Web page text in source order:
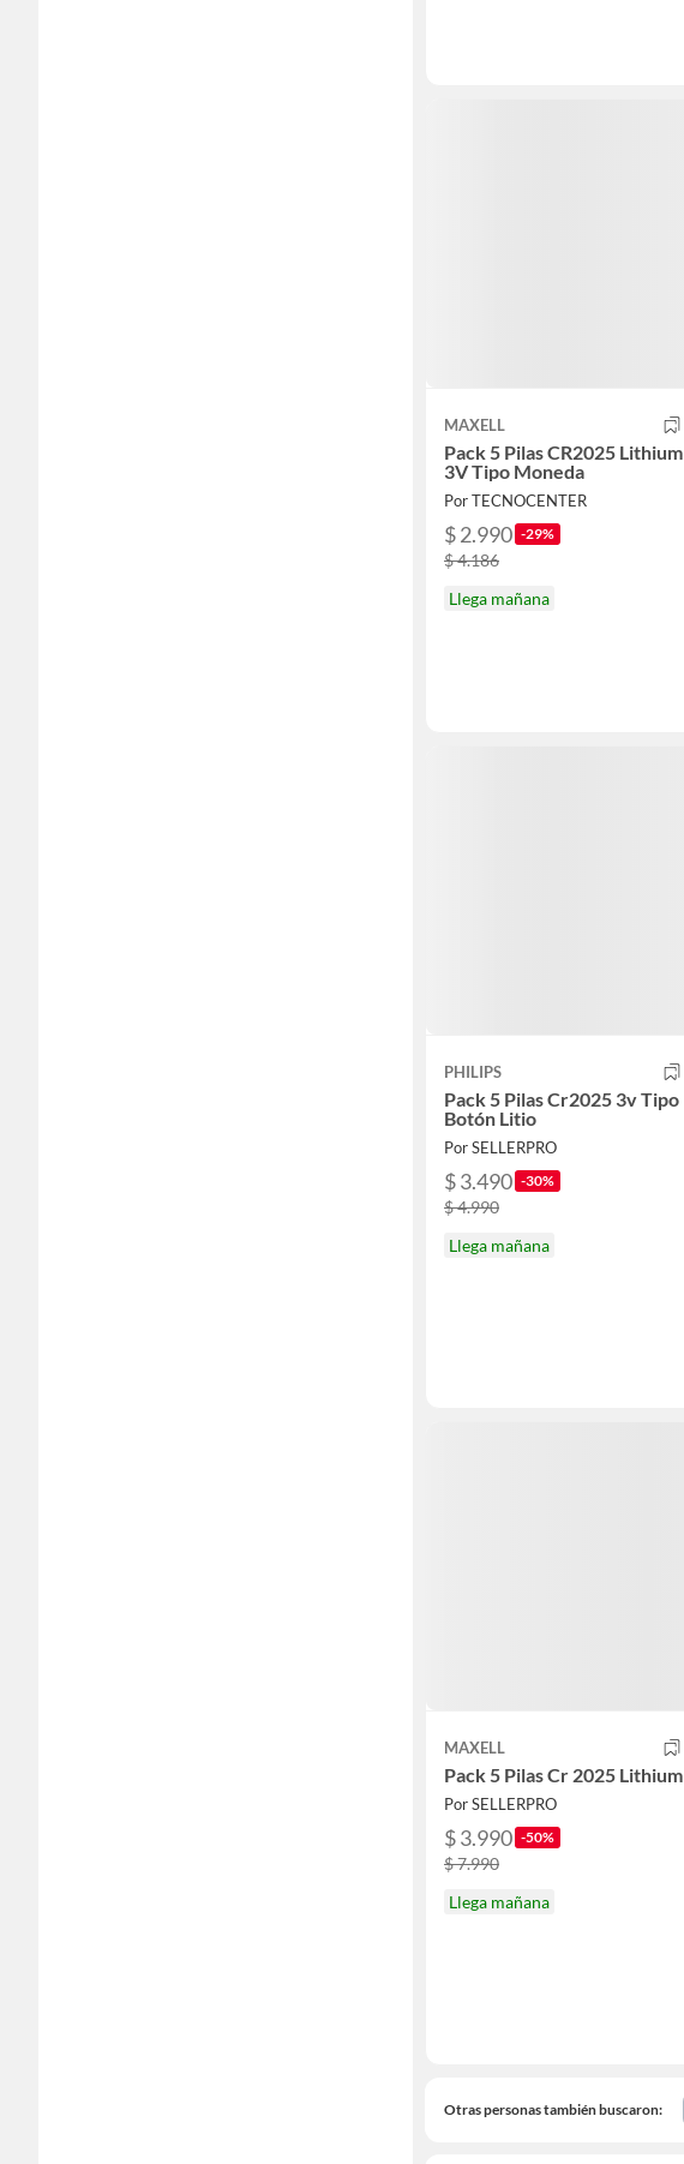
MAXELL
Pack 5 Pilas CR2025 Lithium
3V Tipo Moneda
Por TECNOCENTER
$ 2.990 -29%
$ 4.186
Llega mañana
PHILIPS
Pack 5 Pilas Cr2025 3v Tipo
Botón Litio
Por SELLERPRO
$ 3.490 -30%
$ 4.990
Llega mañana
MAXELL
Pack 5 Pilas Cr 2025 Lithium
Por SELLERPRO
$ 3.990 -50%
$ 7.990
Llega mañana
Otras personas también buscaron: